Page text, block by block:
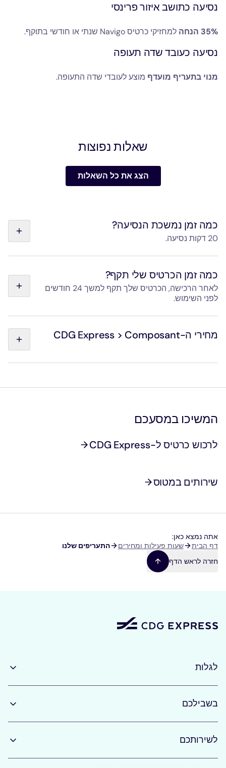
נסיעה כתושב איזור פרינסי
35% הנחה למחזיקי כרטיס Navigo שנתי או חודשי בתוקף.
נסיעה כעובד שדה תעופה
מנוי בתעריף מועדף מוצע לעובדי שדה התעופה.
שאלות נפוצות
הצג את כל השאלות
כמה זמן נמשכת הנסיעה?
20 דקות נסיעה.
ביניים.
כמה זמן הכרטיס שלי תקף?
לאחר הרכישה, הכרטיס שלך תקף למשך 24 חודשים
לפני השימוש.
חודשים לפני השימוש, והחזרה אפשרית בתוך 90 יום לאחר
אימות כרטיס ההלוך, לנסיעה בכיוון ההפוך.
מחירי ה-CDG Express > Composant
המשיכו במסעכם
לרכוש כרטיס ל-CDG Express
שירותים במטוס
אתה נמצא כאן:
שביל
דף הבית שעות פעילות ומחירים
התעריפים שלנו
חזרה לראש הדף
לגלות
בשבילכם
לשירותכם